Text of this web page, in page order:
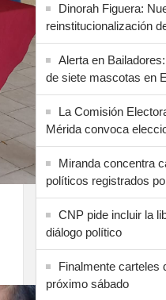
Dinorah Figuera:
reinstitucionalización
Alerta en
de siete mascotas en
La Comisión
Mérida convoca
Miranda concentra
políticos registrados
CNP pide incluir la
diálogo político
Finalmente carteles
próximo sábado